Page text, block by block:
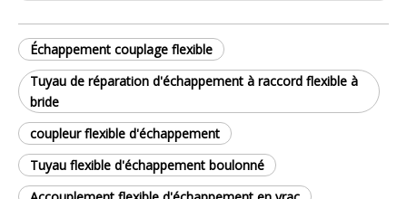
Échappement couplage flexible
Tuyau de réparation d'échappement à raccord flexible à
bride
coupleur flexible d'échappement
Tuyau flexible d'échappement boulonné